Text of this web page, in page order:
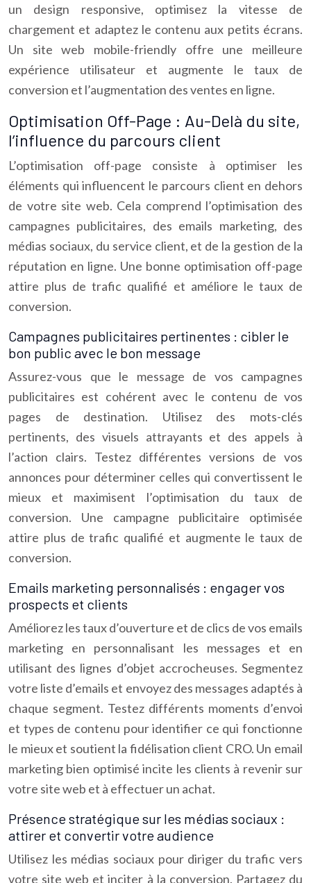
un design responsive, optimisez la vitesse de
chargement et adaptez le contenu aux petits écrans.
Un site web mobile-friendly offre une meilleure
expérience utilisateur et augmente le taux de
conversion et l’augmentation des ventes en ligne.
Optimisation Off-Page : Au-Delà du site,
l’influence du parcours client
L’optimisation off-page consiste à optimiser les
éléments qui influencent le parcours client en dehors
de votre site web. Cela comprend l’optimisation des
campagnes publicitaires, des emails marketing, des
médias sociaux, du service client, et de la gestion de la
réputation en ligne. Une bonne optimisation off-page
attire plus de trafic qualifié et améliore le taux de
conversion.
Campagnes publicitaires pertinentes : cibler le
bon public avec le bon message
Assurez-vous que le message de vos campagnes
publicitaires est cohérent avec le contenu de vos
pages de destination. Utilisez des mots-clés
pertinents, des visuels attrayants et des appels à
l’action clairs. Testez différentes versions de vos
annonces pour déterminer celles qui convertissent le
mieux et maximisent l’optimisation du taux de
conversion. Une campagne publicitaire optimisée
attire plus de trafic qualifié et augmente le taux de
conversion.
Emails marketing personnalisés : engager vos
prospects et clients
Améliorez les taux d’ouverture et de clics de vos emails
marketing en personnalisant les messages et en
utilisant des lignes d’objet accrocheuses. Segmentez
votre liste d’emails et envoyez des messages adaptés à
chaque segment. Testez différents moments d’envoi
et types de contenu pour identifier ce qui fonctionne
le mieux et soutient la fidélisation client CRO. Un email
marketing bien optimisé incite les clients à revenir sur
votre site web et à effectuer un achat.
Présence stratégique sur les médias sociaux :
attirer et convertir votre audience
Utilisez les médias sociaux pour diriger du trafic vers
votre site web et inciter à la conversion. Partagez du